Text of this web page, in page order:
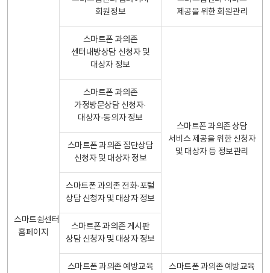
스마트쉼센터
홈페이지
회원정보
제공을 위한 회원관리
스마트폰 과의존
센터내방상담 신청자 및
대상자 정보
스마트폰 과의존 상담
서비스 제공을 위한 신청자
및 대상자 등 정보관리
스마트폰 과의존
가정방문상담 신청자·
대상자·동의자 정보
스마트폰 과의존 집단상담
신청자 및 대상자 정보
스마트폰 과의존 전화·포털
상담 신청자 및 대상자 정보
스마트폰 과의존 게시판
상담 신청자 및 대상자 정보
스마트폰 과의존 예방교육
스마트폰 과의존 예방교육